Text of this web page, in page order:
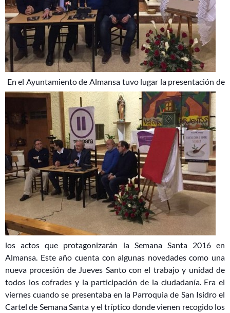
En el Ayuntamiento de Almansa tuvo lugar la presentación de
los actos que protagonizarán la Semana Santa 2016 en
Almansa. Este año cuenta con algunas novedades como una
nueva procesión de Jueves Santo con el trabajo y unidad de
todos los cofrades y la participación de la ciudadanía. Era el
viernes cuando se presentaba en la Parroquia de San Isidro el
Cartel de Semana Santa y el tríptico donde vienen recogido los